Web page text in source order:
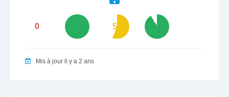
0 56 92
Mis à jour il y a 2 ans